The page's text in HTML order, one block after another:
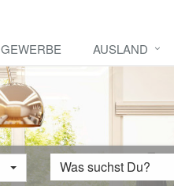
GEWERBE AUSLAND
Was suchst Du?